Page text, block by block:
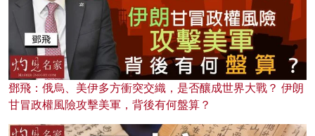
鄧飛：俄烏、美伊多方衝突交織，是否釀成世界大戰？ 伊朗
甘冒政權風險攻擊美軍，背後有何盤算？